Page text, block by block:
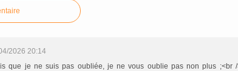
2026 20:14
que je ne suis pas oubliée, je ne vous oublie pas non plus ;<br